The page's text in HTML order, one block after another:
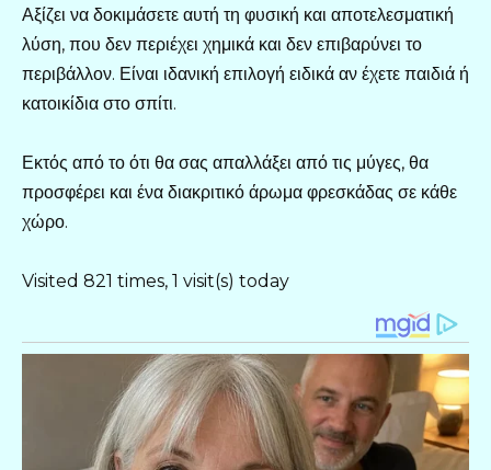
Αξίζει να δοκιμάσετε αυτή τη φυσική και αποτελεσματική
λύση, που δεν περιέχει χημικά και δεν επιβαρύνει το
περιβάλλον. Είναι ιδανική επιλογή ειδικά αν έχετε παιδιά ή
κατοικίδια στο σπίτι.
Εκτός από το ότι θα σας απαλλάξει από τις μύγες, θα
προσφέρει και ένα διακριτικό άρωμα φρεσκάδας σε κάθε
χώρο.
Visited 821 times, 1 visit(s) today